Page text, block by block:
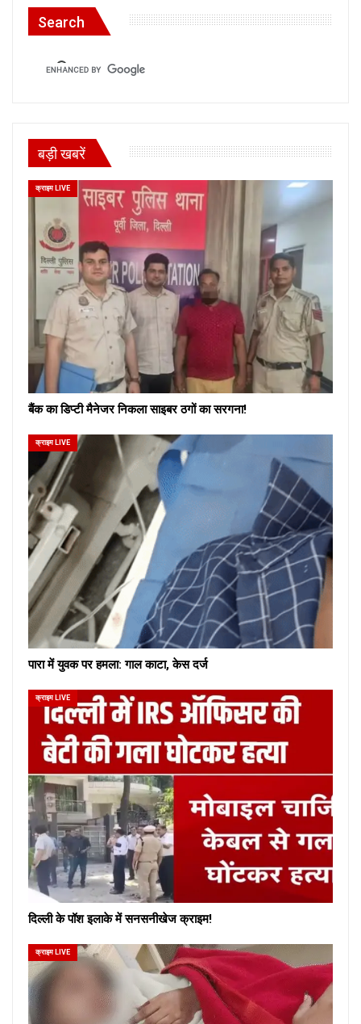
Search
बड़ी खबरें
क्राइम LIVE
बैंक का डिप्टी मैनेजर निकला साइबर ठगों का सरगना!
क्राइम LIVE
पारा में युवक पर हमला: गाल काटा, केस दर्ज
क्राइम LIVE
दिल्ली के पॉश इलाके में सनसनीखेज क्राइम!
क्राइम LIVE